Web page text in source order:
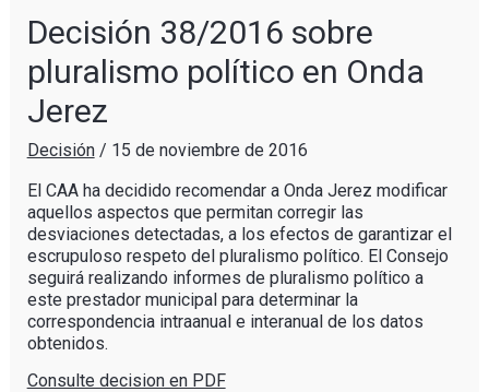
Decisión 38/2016 sobre
pluralismo político en Onda
Jerez
Decisión/ 15 de noviembre de 2016
El CAA ha decidido recomendar a Onda Jerez modificar
aquellos aspectos que permitan corregir las
desviaciones detectadas, a los efectos de garantizar el
escrupuloso respeto del pluralismo político. El Consejo
seguirá realizando informes de pluralismo político a
este prestador municipal para determinar la
correspondencia intraanual e interanual de los datos
obtenidos.
Consulte decision en PDF